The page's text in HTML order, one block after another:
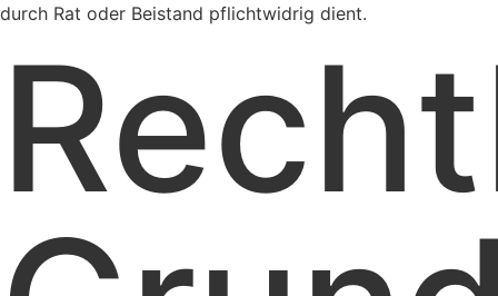
durch Rat oder Beistand pflichtwidrig dient.